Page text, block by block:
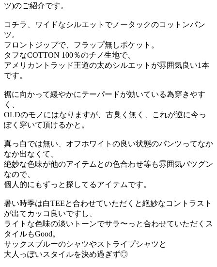
ツ)のご紹介です。
コチラ、ワイドなシルエットでノータックのコットンパン
ツ。
フロントジップで、フラップ無しポケット。
タフなCOTTON 100％のチノ生地で、
アメリカントラッド王道の太めシルエットが雰囲気良い1本
です。
裾に向かって緩やかにテーパードが効いている為穿きやす
く、
OLDのモノにはなりますが、古臭く無く、これが逆に今っ
ぽく穿いて頂けるかと。
真っ白では無い、オフホワイトの良い状態のパンツってなか
なか出なくて、
絶妙な色味が他のアイテムとの色合わせ等も雰囲気バツグン
なので、
個人的にもずっと探してるアイテムです。
暑い時季は白TEEと合わせていただくと絶妙なコントラスト
が出てカッコ良いですし、
ライトな色味の淡いトーンでサラ〜っと合わせていただくス
タイルもGood。
サックスブルーのシャツやストライプシャツと
大人っぽいスタイルを決め過ぎず◎